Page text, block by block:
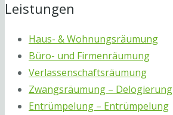
Leistungen
Haus- & Wohnungsräumung
Büro- und Firmenräumung
Verlassenschaftsräumung
Zwangsräumung – Delogierung
Entrümpelung – Entrümpelung